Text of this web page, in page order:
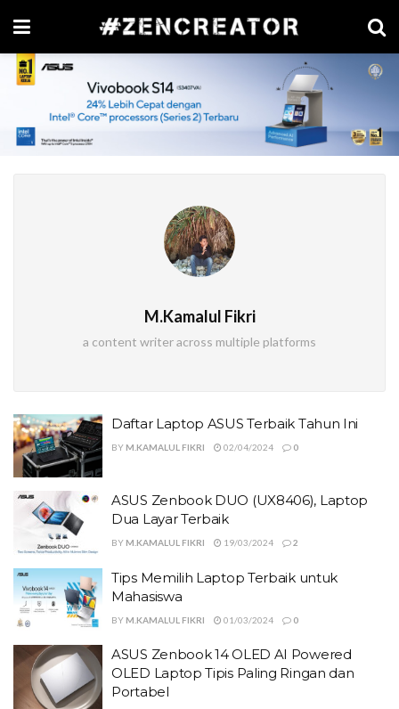
M.Kamalul Fikri
a content writer across multiple platforms
Daftar Laptop ASUS Terbaik Tahun Ini
BY M.KAMALUL FIKRI 02/04/2024 0
ASUS Zenbook DUO (UX8406), Laptop
Dua Layar Terbaik
BY M.KAMALUL FIKRI 19/03/2024 2
Tips Memilih Laptop Terbaik untuk
Mahasiswa
BY M.KAMALUL FIKRI 01/03/2024 0
ASUS Zenbook 14 OLED AI Powered
OLED Laptop Tipis Paling Ringan dan
Portabel